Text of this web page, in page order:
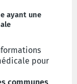
ayant une
pour